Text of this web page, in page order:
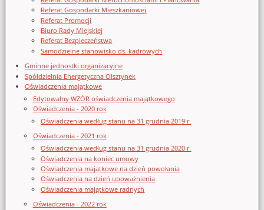
Referat Gospodarki Mieszkaniowej
Referat Promocji
Biuro Rady Miejskiej
Referat Bezpieczeństwa
Samodzielne stanowisko ds. kadrowych
Gminne jednostki organizacyjne
Spółdzielnia Energetyczna Olsztynek
Oświadczenia majątkowe
Edytowalny WZÓR oświadczenia majątkowego
Oświadczenia - 2020 rok
Oświadczenia według stanu na 31 grudnia 2019 r.
Oświadczenia - 2021 rok
Oświadczenia według stanu na 31 grudnia 2020 r.
Oświadczenia na koniec umowy
Oświadczenia majątkowe na dzień powołania
Oświadczenia na dzień upoważnienia
Oświadczenia majątkowe radnych
Oświadczenia - 2022 rok